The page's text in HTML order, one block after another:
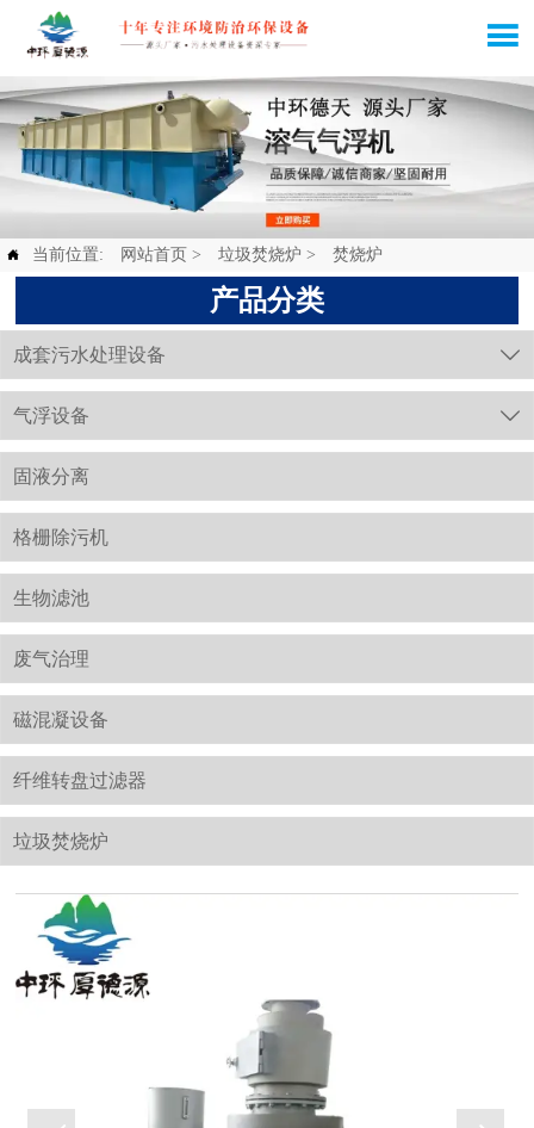

 当前位置: 网站首页 > 垃圾焚烧炉 > 焚烧炉
产品分类
成套污水处理设备 
气浮设备 
固液分离
格栅除污机
生物滤池
废气治理
磁混凝设备
纤维转盘过滤器
垃圾焚烧炉